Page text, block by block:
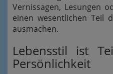
Vernissagen, Lesungen
einen wesentlichen Teil
ausmachen.
Lebensstil ist
Persönlichkeit